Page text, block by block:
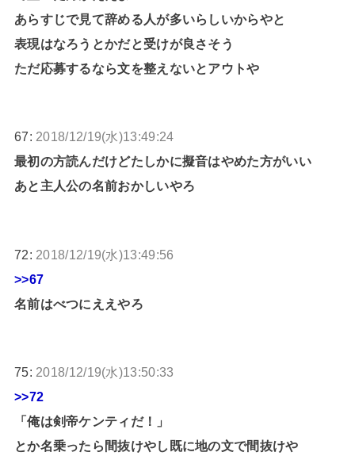
あらすじで見て辞める人が多いらしいからやと
表現はなろうとかだと受けが良さそう
ただ応募するなら文を整えないとアウトや
67: 2018/12/19(水)13:49:24
最初の方読んだけどたしかに擬音はやめた方がいい
あと主人公の名前おかしいやろ
72: 2018/12/19(水)13:49:56
>>67
名前はべつにええやろ
75: 2018/12/19(水)13:50:33
>>72
「俺は剣帝ケンティだ！」
とか名乗ったら間抜けやし既に地の文で間抜けや